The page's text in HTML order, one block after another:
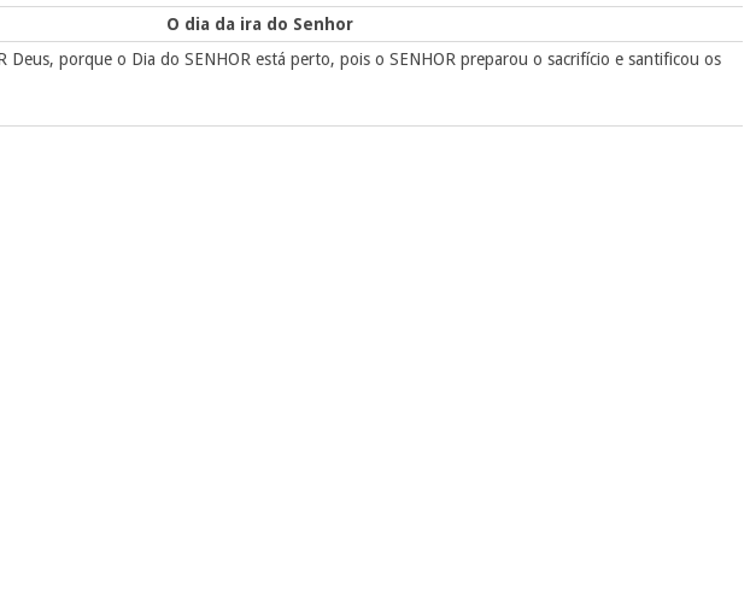
O dia da ira do Senhor
Deus, porque o Dia do SENHOR está perto, pois o SENHOR preparou o sacrifício e santificou os